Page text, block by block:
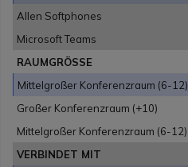
Allen Softphones
Microsoft Teams
RAUMGRÖSSE
Mittelgroßer Konferenzraum (6-12)
Großer Konferenzraum (+10)
Mittelgroßer Konferenzraum (6-12)
VERBINDET MIT